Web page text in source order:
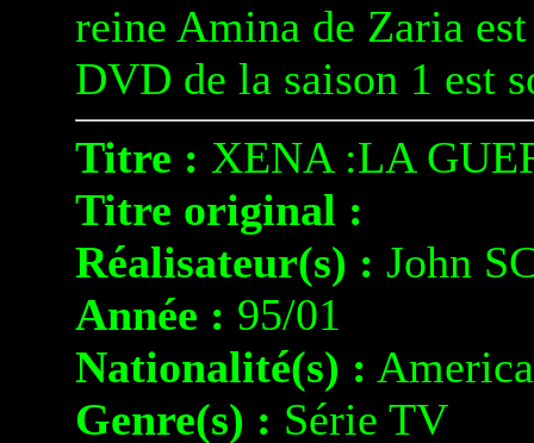
reine Amina de Zaria
DVD de la saison 1 est
Titre : XENA :LA
Titre original :
Réalisateur(s) : John
Année : 95/01
Nationalité(s) :
Genre(s) : Série TV